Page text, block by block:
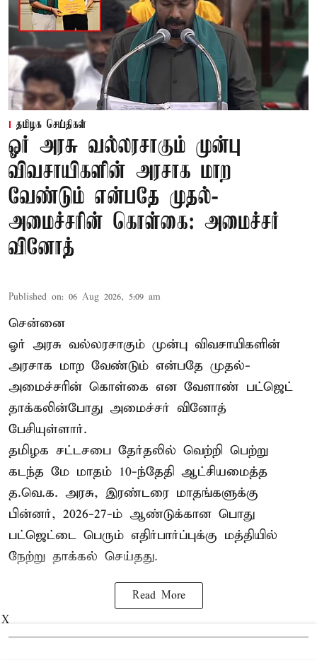
தமிழக செய்திகள்
ஓர் அரசு வல்லரசாகும் முன்பு
விவசாயிகளின் அரசாக மாற
வேண்டும் என்பதே முதல்-
அமைச்சரின் கொள்கை: அமைச்சர்
வினோத்
Published on: 06 Aug 2026, 5:09 am
சென்னை
ஓர் அரசு வல்லரசாகும் முன்பு விவசாயிகளின்
அரசாக மாற வேண்டும் என்பதே முதல்-
அமைச்சரின் கொள்கை என வேளாண் பட்ஜெட்
தாக்கலின்போது அமைச்சர் வினோத்
பேசியுள்ளார்.
தமிழக சட்டசபை தேர்தலில் வெற்றி பெற்று
கடந்த மே மாதம் 10-ந்தேதி ஆட்சியமைத்த
த.வெ.க. அரசு, இரண்டரை மாதங்களுக்கு
பின்னர், 2026-27-ம் ஆண்டுக்கான பொது
பட்ஜெட்டை பெரும் எதிர்பார்ப்புக்கு மத்தியில்
நேற்று தாக்கல் செய்தது.
Read More
X